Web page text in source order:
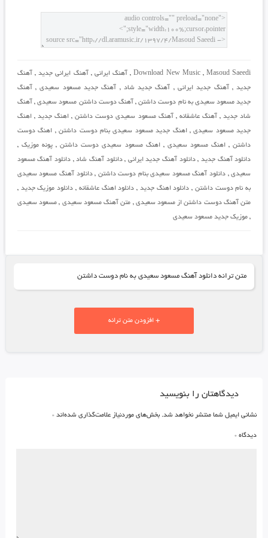
Download New Music,Masoud Saeedi
, آهنگ ایرانی , آهنگ ایرانی جدید, آهنگ
جدید, آهنگ جدید ایرانی, آهنگ جدید شاد , آهنگ جدید مسعود سعیدی, آهنگ
جدید مسعود سعیدی به نام دوست داشتن, آهنگ دوست داشتن مسعود سعیدی, آهنگ
شاد جدید, آهنگ عاشقانه , آهنگ مسعود سعیدی دوست داشتن, اهنگ جدید,اهنگ
جدید مسعود سعیدی,اهنگ جدید مسعود سعیدی بنام دوست داشتن, اهنگ دوست
داشتن, اهنگ مسعود سعیدی ,اهنگ مسعود سعیدی دوست داشتن, پونه موزیک ,
دانلود آهنگ جدید ,دانلود آهنگ جدید ایرانی ,دانلود آهنگ شاد, دانلود آهنگ مسعود
سعیدی, دانلود آهنگ مسعود سعیدی بنام دوست داشتن ,دانلود آهنگ مسعود سعیدی
به نام دوست داشتن , دانلود اهنگ جدید , دانلود اهنگ عاشقانه , دانلود موزیک جدید ,
متن آهنگ دوست داشتن از مسعود سعیدی , متن آهنگ مسعود سعیدی , مسعود سعیدی
, موزیک جدید مسعود سعیدی
متن ترانه دانلود آهنگ مسعود سعیدی به نام دوست داشتن
+ افزودن متن ترانه
دیدگاهتان را بنویسید
نشانی ایمیل شما منتشر نخواهد شد. بخش‌های موردنیاز علامت‌گذاری شده‌اند *
دیدگاه *